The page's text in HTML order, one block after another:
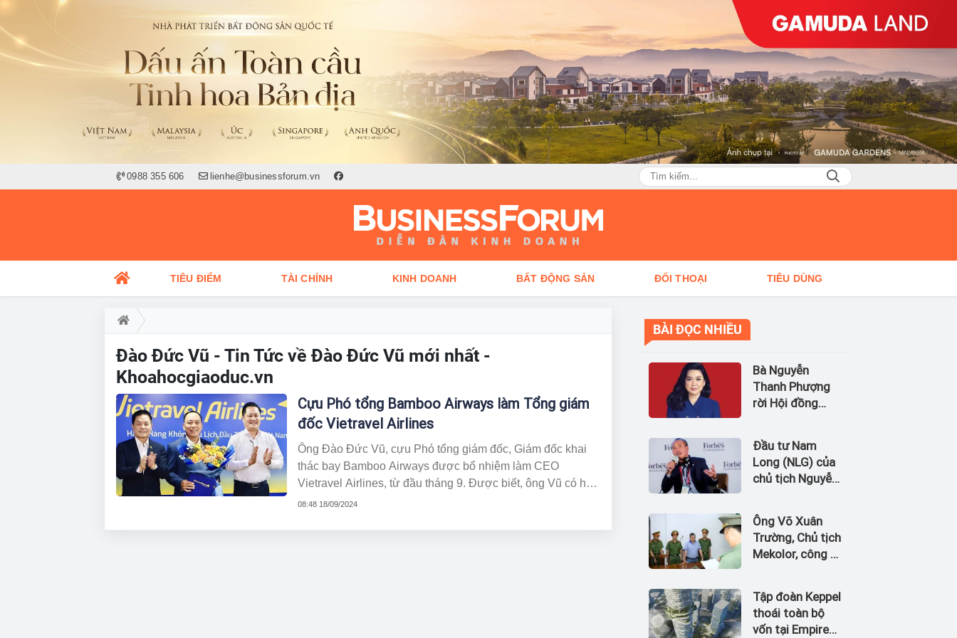
0988 355 606 lienhe@businessforum.vn
TIÊU ĐIỂM TÀI CHÍNH KINH DOANH BẤT ĐỘNG SẢN ĐỐI THOẠI TIÊU DÙNG
Đào Đức Vũ - Tin Tức về Đào Đức Vũ mới nhất -
Khoahocgiaoduc.vn
Cựu Phó tổng Bamboo Airways làm Tổng giám
đốc Vietravel Airlines
Ông Đào Đức Vũ, cựu Phó tổng giám đốc, Giám đốc khai
thác bay Bamboo Airways được bổ nhiệm làm CEO
Vietravel Airlines, từ đầu tháng 9. Được biết, ông Vũ có hơn
35 năm kinh nghiệm trong ngành hàng không,...
08:48 18/09/2024
BÀI ĐỌC NHIỀU
Bà Nguyễn
Thanh Phượng
rời Hội đồng
hàng Bản Việt
(BVBank)
Đầu tư Nam
Long (NLG) của
chủ tịch Nguyễn
kiến bán quỹ đất
tại dự án
Waterpoint,
Izumi City
Ông Võ Xuân
Trường, Chủ tịch
Mekolor, công ty
đường sắt cao
tốc Bắc Nam bị
Tập đoàn Keppel
thoái toàn bộ
vốn tại Empire